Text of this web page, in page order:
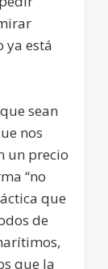
ya está
sean
nos
un precio
“no
que
de
que la